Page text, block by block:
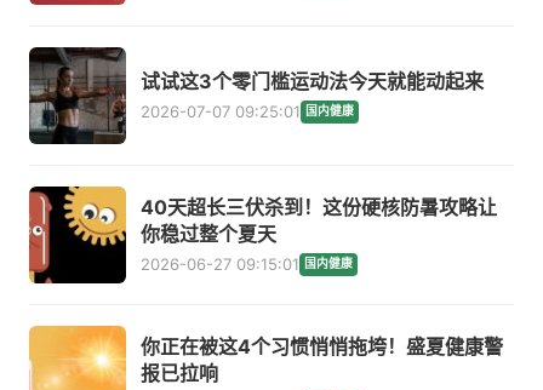
试试这3个零门槛运动法今天就能动起来
2026-07-07 09:25:01 国内健康
40天超长三伏杀到！这份硬核防暑攻略让
你稳过整个夏天
2026-06-27 09:15:01 国内健康
你正在被这4个习惯悄悄拖垮！盛夏健康警
报已拉响